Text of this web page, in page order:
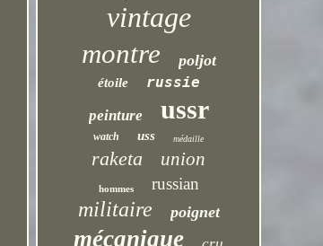
vintage
montre poljot
étoile
russie
peinture
ussr
watch uss médaille
raketa union
hommes russian
militaire poignet
mécanique